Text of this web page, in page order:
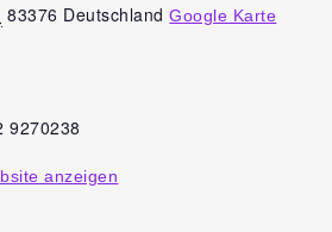
83376 Deutschland Google Karte
9270238
anzeigen